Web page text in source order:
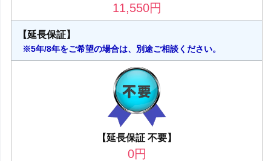
11,550円
【延長保証】
※5年/8年をご希望の場合は、別途ご相談ください。
【延長保証 不要】
0円